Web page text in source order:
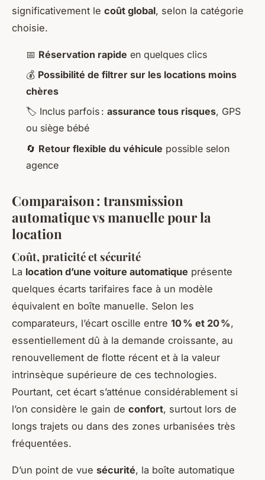
significativement le coût global, selon la catégorie
choisie.
📅 Réservation rapide en quelques clics
💰 Possibilité de filtrer sur les locations moins
chères
🏷 Inclus parfois : assurance tous risques, GPS
ou siège bébé
🔄 Retour flexible du véhicule possible selon
agence
Comparaison : transmission
automatique vs manuelle pour la
location
Coût, praticité et sécurité
La location d’une voiture automatique présente
quelques écarts tarifaires face à un modèle
équivalent en boîte manuelle. Selon les
comparateurs, l’écart oscille entre 10 % et 20 %,
essentiellement dû à la demande croissante, au
renouvellement de flotte récent et à la valeur
intrinsèque supérieure de ces technologies.
Pourtant, cet écart s’atténue considérablement si
l’on considère le gain de confort, surtout lors de
longs trajets ou dans des zones urbanisées très
fréquentées.
D’un point de vue sécurité, la boîte automatique